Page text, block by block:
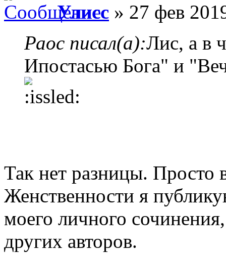
Улисс » 27 фев
Раос писал(а):Лис, а в
Ипостасью Бога" и
Так нет разницы. Просто
Женственности я
моего личного
других авторов.